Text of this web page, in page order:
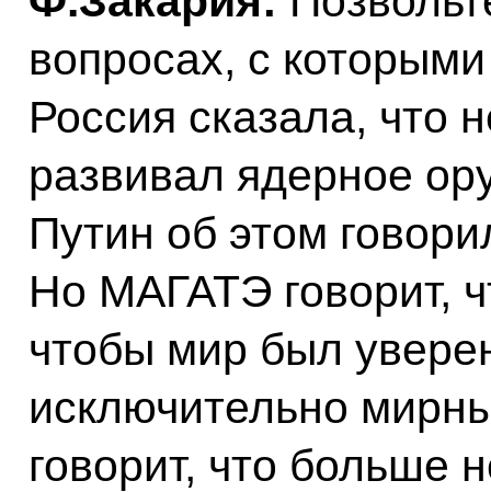
вопросах, с
Россия сказала, что
развивал ядерное
Путин об этом
Но МАГАТЭ говорит,
чтобы мир был
исключительно
говорит, что больше